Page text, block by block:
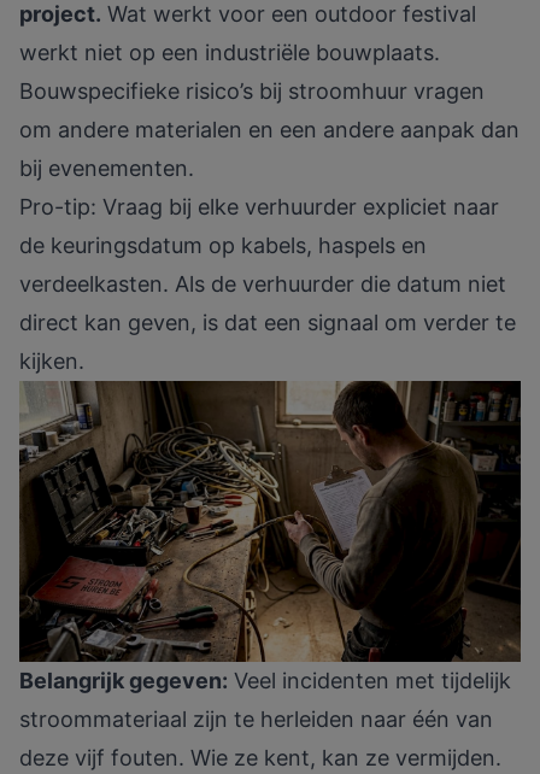
project. Wat werkt voor een outdoor festival
werkt niet op een industriële bouwplaats.
Bouwspecifieke risico’s bij stroomhuur vragen
om andere materialen en een andere aanpak dan
bij evenementen.
Pro-tip: Vraag bij elke verhuurder expliciet naar
de keuringsdatum op kabels, haspels en
verdeelkasten. Als de verhuurder die datum niet
direct kan geven, is dat een signaal om verder te
kijken.
Belangrijk gegeven: Veel incidenten met tijdelijk
stroommateriaal zijn te herleiden naar één van
deze vijf fouten. Wie ze kent, kan ze vermijden.